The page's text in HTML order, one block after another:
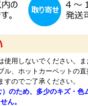
使用しないでください。
、ホットカーペットの直
のでご了承ください。
のため、多少のキズ・色
ん。